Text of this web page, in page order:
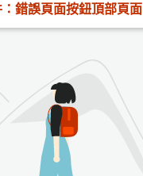
：錯誤頁面按鈕頂部頁面